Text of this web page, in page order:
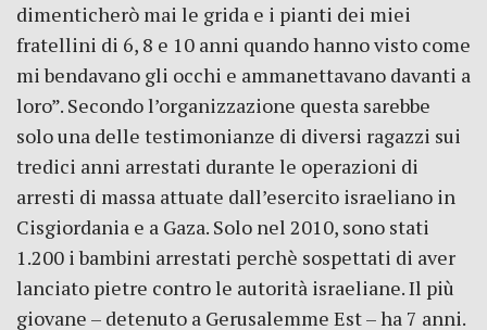
dimenticherò mai le grida e i pianti dei miei
fratellini di 6, 8 e 10 anni quando hanno visto come
mi bendavano gli occhi e ammanettavano davanti a
loro”. Secondo l’organizzazione questa sarebbe
solo una delle testimonianze di diversi ragazzi sui
tredici anni arrestati durante le operazioni di
arresti di massa attuate dall’esercito israeliano in
Cisgiordania e a Gaza. Solo nel 2010, sono stati
1.200 i bambini arrestati perchè sospettati di aver
lanciato pietre contro le autorità israeliane. Il più
giovane – detenuto a Gerusalemme Est – ha 7 anni.